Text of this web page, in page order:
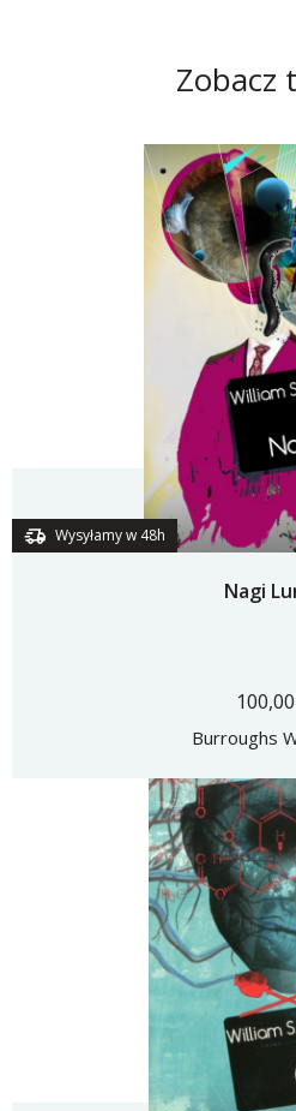
Zobacz
Wysyłamy w 48h
Nagi
100,00
Burroughs